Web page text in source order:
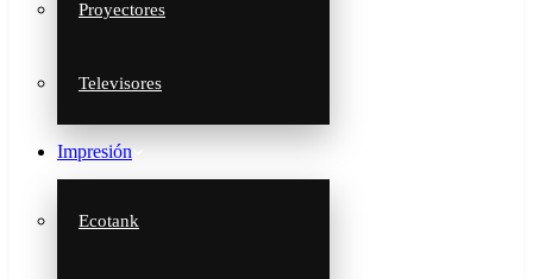
Proyectores
Televisores
Impresión
Ecotank